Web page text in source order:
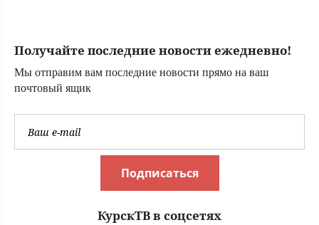
Получайте последние новости ежедневно!
Мы отправим вам последние новости прямо на ваш
почтовый ящик
Подписаться
КурскТВ в соцсетях